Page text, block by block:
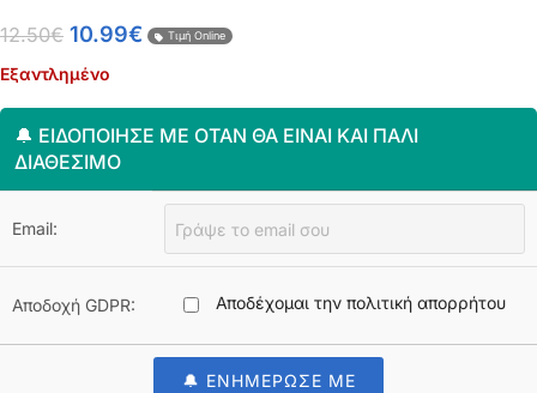
12.50€ 10.99€ Τιμή Online
Εξαντλημένο
🔔 ΕΙΔΟΠΟΊΗΣΈ ΜΕ ΌΤΑΝ ΘΑ ΕΊΝΑΙ ΚΑΙ ΠΆΛΙ
ΔΙΑΘΈΣΙΜΟ
Email:
Αποδοχή GDPR: Αποδέχομαι την πολιτική απορρήτου
🔔 ΕΝΗΜΕΡΩΣΕ ΜΕ